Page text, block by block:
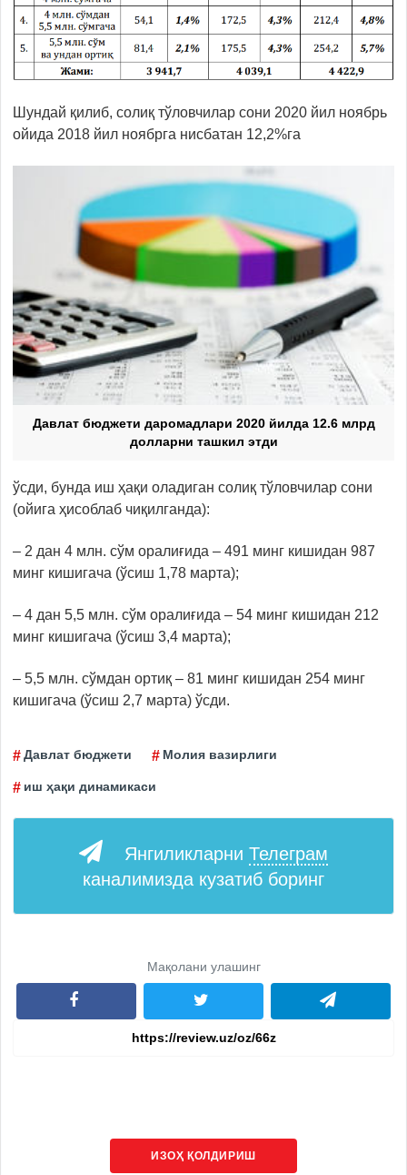
Шундай қилиб, солиқ тўловчилар сони 2020 йил ноябрь
ойида 2018 йил ноябрга нисбатан 12,2%га
Давлат бюджети даромадлари 2020 йилда 12.6 млрд
долларни ташкил этди
ўсди, бунда иш ҳақи оладиган солиқ тўловчилар сони
(ойига ҳисоблаб чиқилганда):
– 2 дан 4 млн. сўм оралиғида – 491 минг кишидан 987
минг кишигача (ўсиш 1,78 марта);
– 4 дан 5,5 млн. сўм оралиғида – 54 минг кишидан 212
минг кишигача (ўсиш 3,4 марта);
– 5,5 млн. сўмдан ортиқ – 81 минг кишидан 254 минг
кишигача (ўсиш 2,7 марта) ўсди.
Давлат бюджети Молия вазирлиги
иш ҳақи динамикаси
Янгиликларни Телеграм
каналимизда кузатиб боринг
Мақолани улашинг
ИЗОҲ ҚОЛДИРИШ